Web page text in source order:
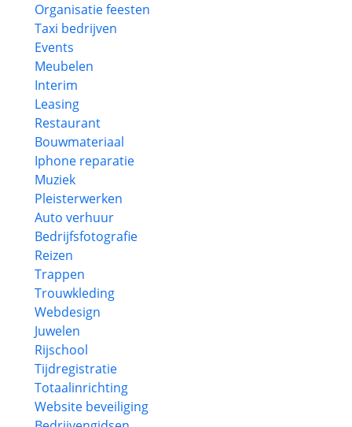
Organisatie feesten
Taxi bedrijven
Events
Meubelen
Interim
Leasing
Restaurant
Bouwmateriaal
Iphone reparatie
Muziek
Pleisterwerken
Auto verhuur
Bedrijfsfotografie
Reizen
Trappen
Trouwkleding
Webdesign
Juwelen
Rijschool
Tijdregistratie
Totaalinrichting
Website beveiliging